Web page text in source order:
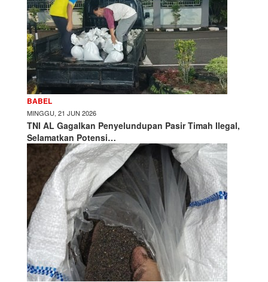
BABEL
MINGGU, 21 JUN 2026
TNI AL Gagalkan Penyelundupan Pasir Timah Ilegal,
Selamatkan Potensi…